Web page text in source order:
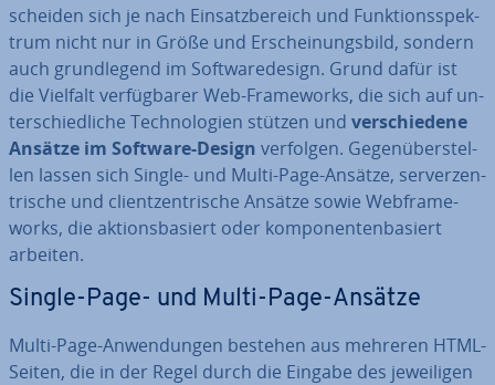
schei­den sich je nach Ein­satz­be­reich und Funk­ti­ons­spek­
trum nicht nur in Größe und Er­schei­nungs­bild, sondern
auch grund­le­gend im Soft­ware­de­sign. Grund dafür ist
die Vielfalt ver­füg­ba­rer Web-Frame­works, die sich auf un­
ter­schied­li­che Tech­no­lo­gien stützen und ver­schie­de­ne
Ansätze im Software-Design verfolgen. Ge­gen­über­stel­
len lassen sich Single- und Multi-Page-Ansätze, ser­ver­zen­
tri­sche und cli­ent­zen­tri­sche Ansätze sowie Web­frame­
works, die ak­ti­ons­ba­siert oder kom­po­nen­ten­ba­siert
arbeiten.
Single-Page- und Multi-Page-Ansätze
Multi-Page-An­wen­dun­gen bestehen aus mehreren HTML-
Seiten, die in der Regel durch die Eingabe des je­wei­li­gen